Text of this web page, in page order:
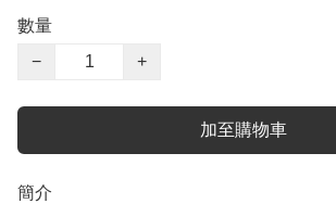
數量
−
+
加至購物車
簡介